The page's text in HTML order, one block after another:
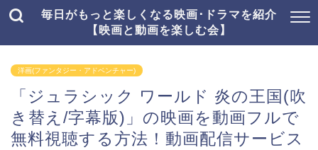
毎日がもっと楽しくなる映画･ドラマを紹介
【映画と動画を楽しむ会】
洋画(ファンタジー・アドベンチャー)
「ジュラシック ワールド 炎の王国(吹
き替え/字幕版)」の映画を動画フルで
無料視聴する方法！動画配信サービス